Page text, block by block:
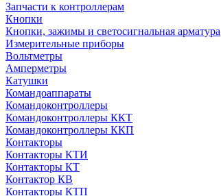
Запчасти к контроллерам
Кнопки
Кнопки, зажимы и светосигнальная арматура
Измерительные приборы
Вольтметры
Амперметры
Катушки
Командоаппараты
Командоконтроллеры
Командоконтроллеры ККТ
Командоконтроллеры ККП
Контакторы
Контакторы КТИ
Контакторы КТ
Контактор КВ
Контакторы КТП